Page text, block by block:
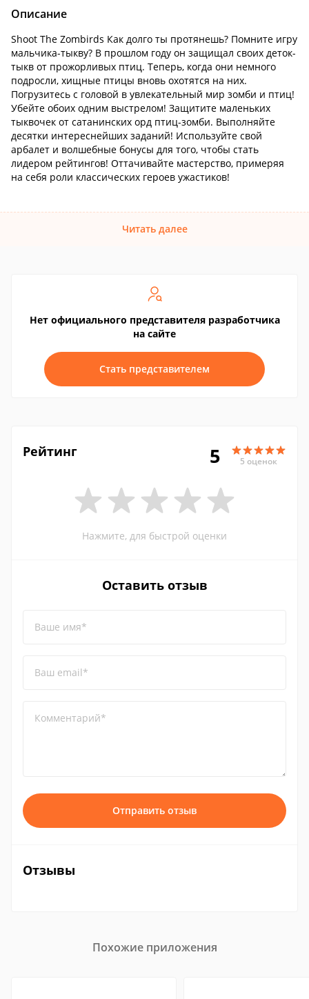
Описание
Shoot The Zombirds Как долго ты протянешь? Помните игру
мальчика-тыкву? В прошлом году он защищал своих деток-
тыкв от прожорливых птиц. Теперь, когда они немного
подросли, хищные птицы вновь охотятся на них.
Погрузитесь с головой в увлекательный мир зомби и птиц!
Убейте обоих одним выстрелом! Защитите маленьких
тыквочек от сатанинских орд птиц-зомби. Выполняйте
десятки интереснейших заданий! Используйте свой
арбалет и волшебные бонусы для того, чтобы стать
лидером рейтингов! Оттачивайте мастерство, примеряя
на себя роли классических героев ужастиков!
Читать далее
Нет официального представителя разработчика
на сайте
Стать представителем
Рейтинг 5 5 оценок
Нажмите, для быстрой оценки
Оставить отзыв
Ваше имя*
Ваш email*
Комментарий*
Отправить отзыв
Отзывы
Похожие приложения